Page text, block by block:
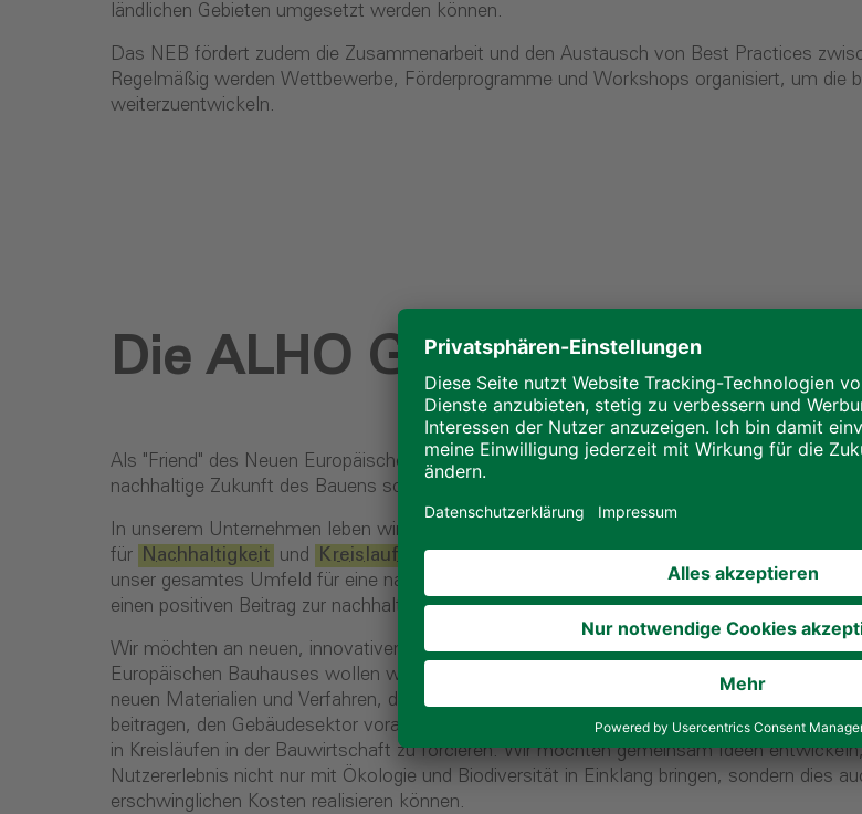
ländlichen Gebieten umgesetzt werden können.
Das NEB fördert zudem die Zusammenarbeit und den Austausch von Best Practices
Regelmäßig werden Wettbewerbe, Förderprogramme und Workshops organisiert, um die
weiterzuentwickeln.
Die ALHO Gruppe wird
Als "Friend" des Neuen Europäischen Bauhauses möchten wir, die ALHO Gruppe,
nachhaltige Zukunft des Bauens schaffen.
In unserem Unternehmen leben wir bereits die zentralen Werte des Neuen Europäischen
für
Nachhaltigkeit und Kreislaufwirtschaft. Unsere Bauwerke vereinen
unser gesamtes Umfeld für eine nachhaltige Zukunft zu begeistern und zu gewinnen.
einen positiven Beitrag zur nachhaltigen Entwicklung in der Bauindustrie.
Wir möchten an neuen, innovativen Bauprojekten arbeiten, die ein attraktives Design und
Europäischen Bauhauses wollen wir Lösungen finden, mit denen wir unsere Bauweise
neuen Materialien und Verfahren, die wir in unseren Bauprozess integrieren oder mit
beitragen, den Gebäudesektor voranzubringen, die gesteckten Klimaziele zu erreichen,
in Kreisläufen in der Bauwirtschaft zu forcieren. Wir möchten gemeinsam Ideen
Nutzererlebnis nicht nur mit Ökologie und Biodiversität in Einklang bringen, sondern dies
erschwinglichen Kosten realisieren können.